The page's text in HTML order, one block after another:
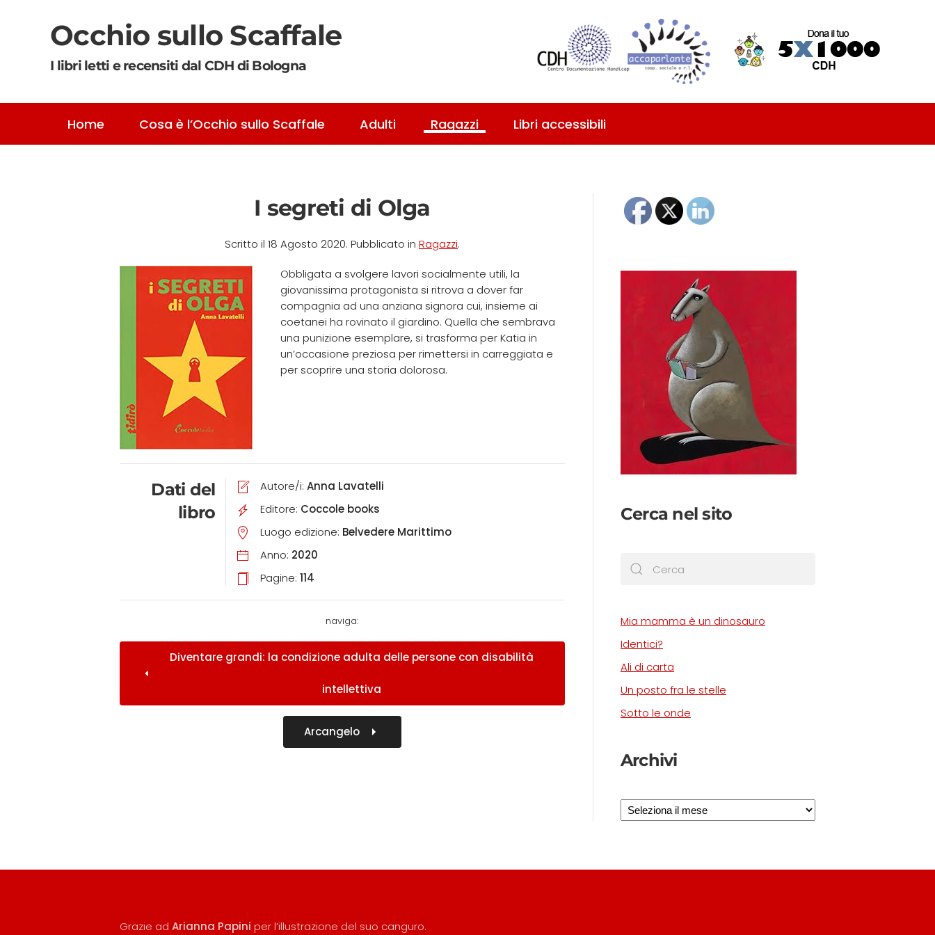
Skip to main content
Occhio sullo Scaffale
I libri letti e recensiti dal CDH di Bologna
Home Cosa è l’Occhio sullo Scaffale Adulti Ragazzi Libri accessibili
I segreti di Olga
Scritto il 18 Agosto 2020. Pubblicato in Ragazzi.
Obbligata a svolgere lavori socialmente utili, la
giovanissima protagonista si ritrova a dover far
compagnia ad una anziana signora cui, insieme ai
coetanei ha rovinato il giardino. Quella che sembrava
una punizione esemplare, si trasforma per Katia in
un’occasione preziosa per rimettersi in carreggiata e
per scoprire una storia dolorosa.
Dati del
libro
Autore/i:Anna Lavatelli
Editore: Coccole books
Luogo edizione: Belvedere Marittimo
Anno: 2020
Pagine:114
naviga:
Diventare grandi: la condizione adulta delle persone con disabilità
intellettiva
Arcangelo
Cerca nel sito
Mia mamma è un dinosauro
Identici?
Ali di carta
Un posto fra le stelle
Sotto le onde
Archivi
Archivi
Grazie ad Arianna Papini per l’illustrazione del suo canguro.